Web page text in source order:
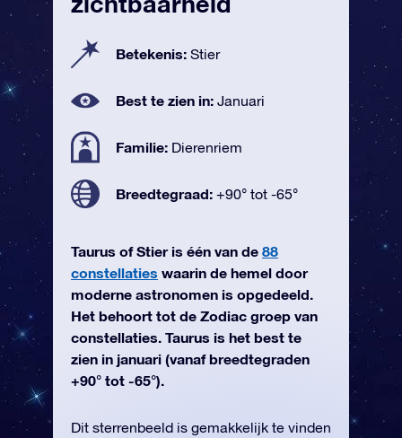
Betekenis: Stier
Best te zien in: Januari
Familie: Dierenriem
Breedtegraad: +90° tot -65°
Taurus of Stier is één van de 88
constellaties waarin de hemel door
moderne astronomen is opgedeeld.
Het behoort tot de Zodiac groep van
constellaties. Taurus is het best te
zien in januari (vanaf breedtegraden
+90° tot -65°).
Dit sterrenbeeld is gemakkelijk te vinden